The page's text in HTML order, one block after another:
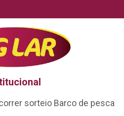
sorteio Barco de pesca